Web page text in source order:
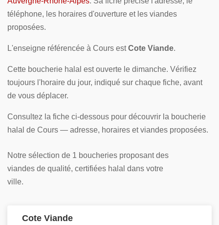
téléphone, les horaires d'ouverture et les viandes
proposées.
L'enseigne référencée à Cours estCote Viande.
Cette boucherie halal est ouverte le dimanche. Vérifiez
toujours l'horaire du jour, indiqué sur chaque fiche, avant
de vous déplacer.
Consultez la fiche ci-dessous pour découvrir la boucherie
halal de Cours — adresse, horaires et viandes proposées.
Notre sélection de 1 boucheries proposant des
viandes de qualité, certifiées halal dans votre
ville.
Cote Viande